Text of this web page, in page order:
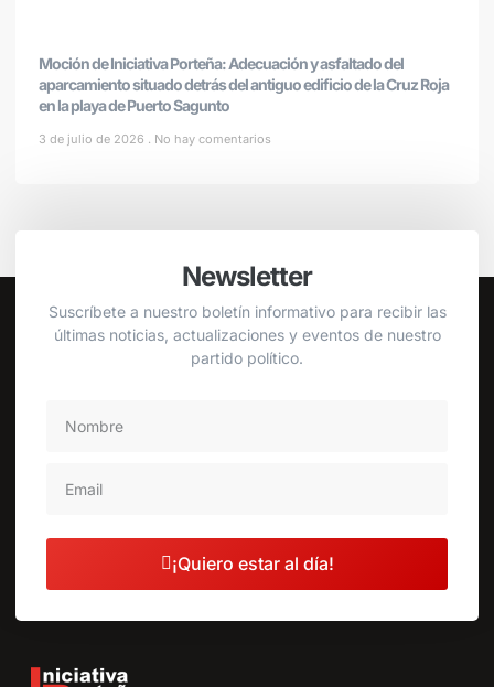
Moción de Iniciativa Porteña: Adecuación y asfaltado del
aparcamiento situado detrás del antiguo edificio de la Cruz Roja
en la playa de Puerto Sagunto
3 de julio de 2026 No hay comentarios
Newsletter
Suscríbete a nuestro boletín informativo para recibir las
últimas noticias, actualizaciones y eventos de nuestro
partido político.
¡Quiero estar al día!